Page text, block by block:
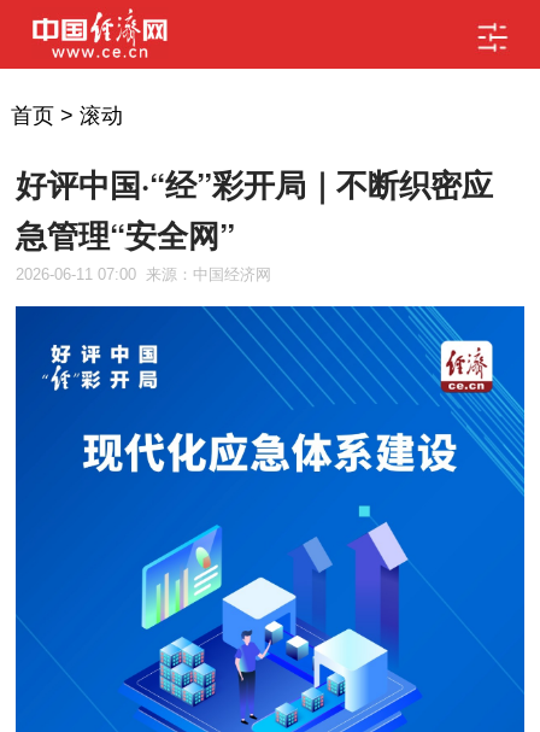
首页> 滚动
好评中国·“经”彩开局｜不断织密应
急管理“安全网”
2026-06-11 07:00 来源：中国经济网